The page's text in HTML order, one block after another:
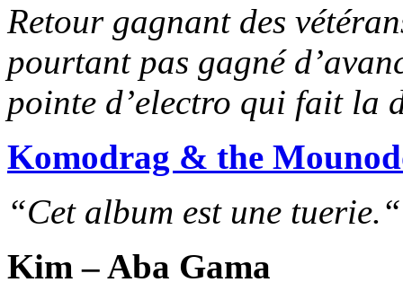
Retour gagnant des
pourtant pas gagné
pointe d’electro qui fait la
Komodrag & the
“Cet album est une tuerie.“
Kim – Aba Gama